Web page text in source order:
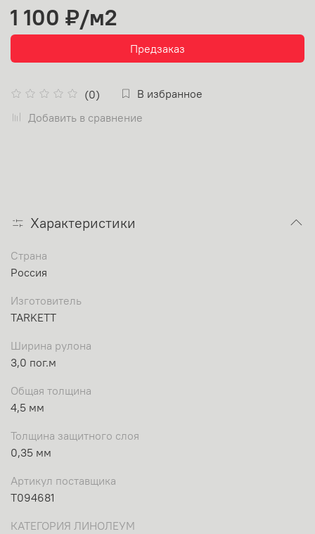
(0)
В избранное
Добавить в сравнение
1 100 ₽/м2
Предзаказ
Характеристики
Страна
Россия
Изготовитель
TARKETT
Ширина рулона
3,0 пог.м
Общая толщина
4,5 мм
Толщина защитного слоя
0,35 мм
Артикул поставщика
T094681
КАТЕГОРИЯ ЛИНОЛЕУМ